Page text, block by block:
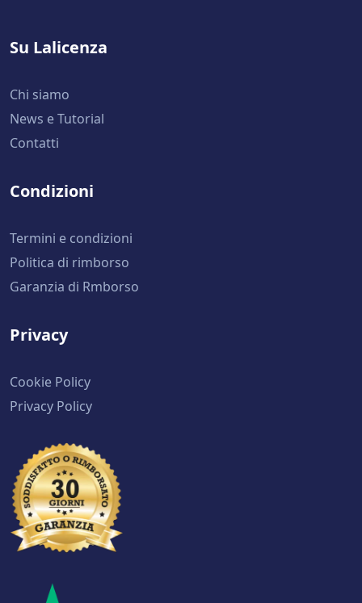
Su Lalicenza
Chi siamo
News e Tutorial
Contatti
Condizioni
Termini e condizioni
Politica di rimborso
Garanzia di Rmborso
Privacy
Cookie Policy
Privacy Policy